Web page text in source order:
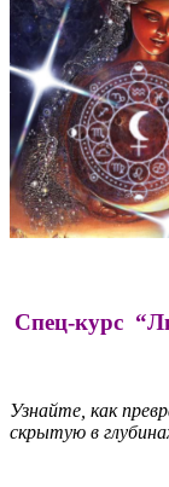
Спец-курс
Узнайте, как
скрытую в